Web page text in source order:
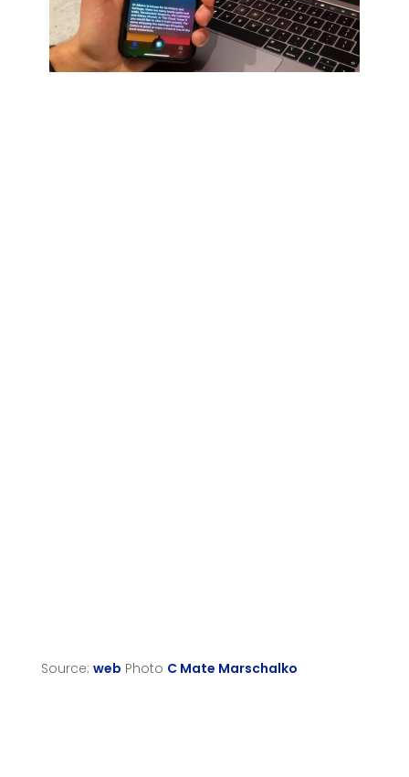
Source: web Photo C Mate Marschalko